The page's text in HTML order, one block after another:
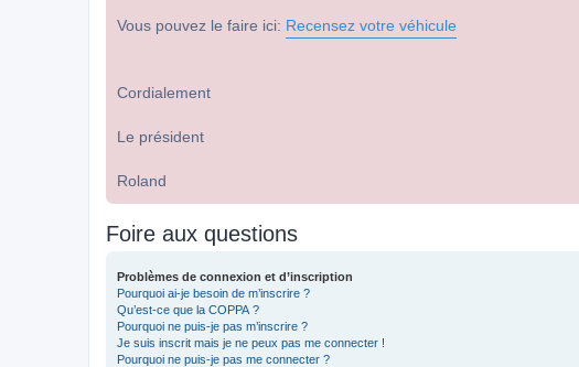
Vous pouvez le faire ici: Recensez votre véhicule
Cordialement
Le président
Roland
Foire aux questions
Problèmes de connexion et d’inscription
Pourquoi ai-je besoin de m’inscrire ?
Qu’est-ce que la COPPA ?
Pourquoi ne puis-je pas m’inscrire ?
Je suis inscrit mais je ne peux pas me connecter !
Pourquoi ne puis-je pas me connecter ?